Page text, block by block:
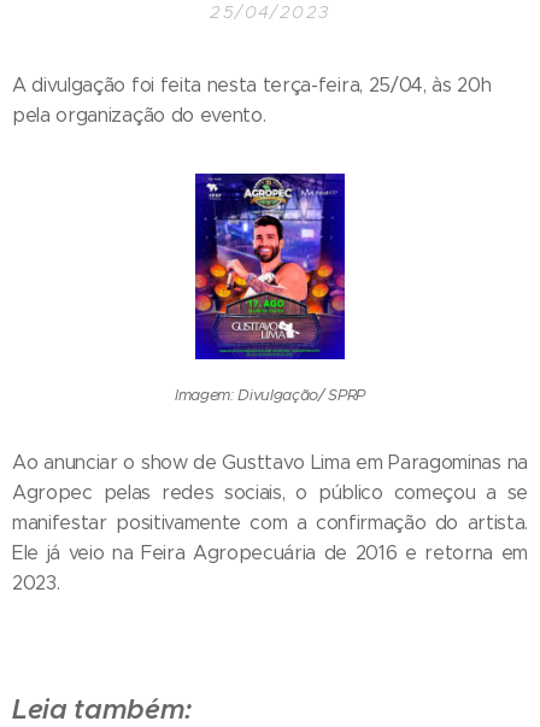
25/04/2023
A divulgação foi feita nesta terça-feira, 25/04, às 20h
pela organização do evento.
Imagem: Divulgação/ SPRP
Ao anunciar o show de Gusttavo Lima em Paragominas na
Agropec pelas redes sociais, o público começou a se
manifestar positivamente com a confirmação do artista.
Ele já veio na Feira Agropecuária de 2016 e retorna em
2023.
Leia também: